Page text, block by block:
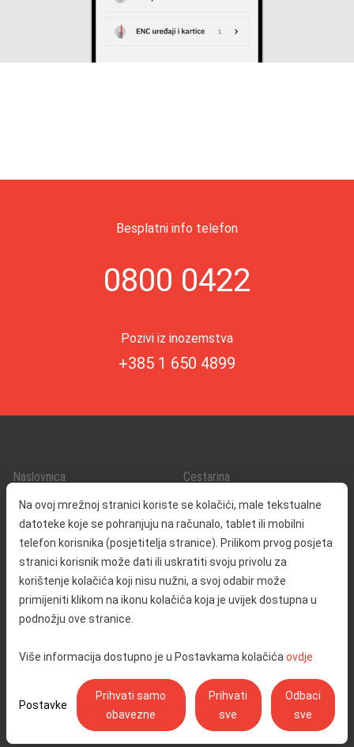
Na ovoj mrežnoj stranici koriste se kolačići, male tekstualne
datoteke koje se pohranjuju na računalo, tablet ili mobilni
telefon korisnika (posjetitelja stranice). Prilikom prvog posjeta
stranici korisnik može dati ili uskratiti svoju privolu za
korištenje kolačića koji nisu nužni, a svoj odabir može
primijeniti klikom na ikonu kolačića koja je uvijek dostupna u
podnožju ove stranice.
Više informacija dostupno je u Postavkama kolačića ovdje
Postavke
Prihvati samo
obavezne
Prihvati
sve
Odbaci
sve
Besplatni info telefon
0800 0422
Pozivi iz inozemstva
+385 1 650 4899
Naslovnica
O nama
Kontakt
Cestarina
Promet i sigurnost
Servisne informacije
Reklamacija
Javna nabava
Odnosi s javnošću
Izjava o pristupačnosti
Postavke kolačića